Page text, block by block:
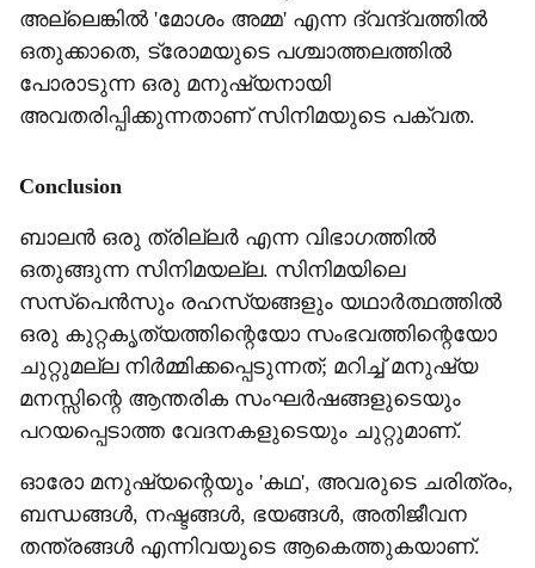
അല്ലെങ്കില്‍ 'മോശം അമ്മ' എന്ന ദ്വന്ദ്വത്തില്‍
ഒതുക്കാതെ, ട്രോമയുടെ പശ്ചാത്തലത്തില്‍
പോരാടുന്ന ഒരു മനുഷ്യനായി
അവതരിപ്പിക്കുന്നതാണ് സിനിമയുടെ പക്വത.
Conclusion
ബാലന്‍ ഒരു ത്രില്ലര്‍ എന്ന വിഭാഗത്തില്‍
ഒതുങ്ങുന്ന സിനിമയല്ല. സിനിമയിലെ
സസ്‌പെന്‍സും രഹസ്യങ്ങളും യഥാര്‍ത്ഥത്തില്‍
ഒരു കുറ്റകൃത്യത്തിന്റെയോ സംഭവത്തിന്റെയോ
ചുറ്റുമല്ല നിര്‍മ്മിക്കപ്പെടുന്നത്; മറിച്ച് മനുഷ്യ
മനസ്സിന്റെ ആന്തരിക സംഘര്‍ഷങ്ങളുടെയും
പറയപ്പെടാത്ത വേദനകളുടെയും ചുറ്റുമാണ്.
ഓരോ മനുഷ്യന്റെയും 'കഥ', അവരുടെ ചരിത്രം,
ബന്ധങ്ങള്‍, നഷ്ടങ്ങള്‍, ഭയങ്ങള്‍, അതിജീവന
തന്ത്രങ്ങള്‍ എന്നിവയുടെ ആകെത്തുകയാണ്.